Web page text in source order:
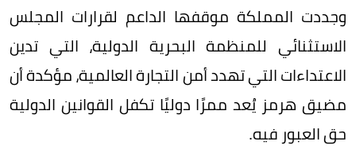
وجددت المملكة موقفها الداعم لقرارات المجلس
الاستثنائي للمنظمة البحرية الدولية، التي تدين
الاعتداءات التي تهدد أمن التجارة العالمية، مؤكدة أن
مضيق هرمز يُعد ممرًا دوليًا تكفل القوانين الدولية
حق العبور فيه.